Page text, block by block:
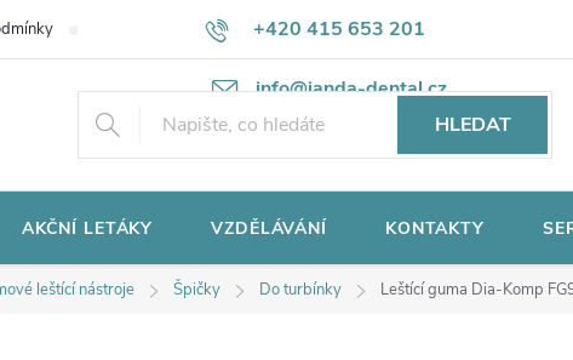
+420 415 653 201
info@janda-dental.cz
Potřebujete poradit? Ochrana osobních údajů
HLEDAT
AKČNÍ LETÁKY VZDĚLÁVÁNÍ KONTAKTY
leštící nástroje Špičky Do turbínky Leštící guma Dia-Komp